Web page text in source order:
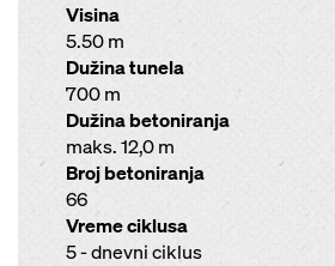
Visina
5.50 m
Dužina tunela
700 m
Dužina betoniranja
maks. 12,0 m
Broj betoniranja
66
Vreme ciklusa
5 - dnevni ciklus